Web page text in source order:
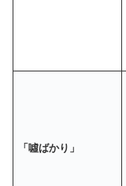
「噓ばかり」